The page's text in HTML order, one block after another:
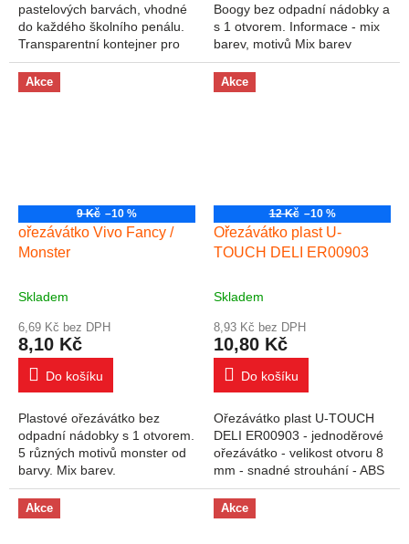
pastelových barvách, vhodné
do každého školního penálu.
Transparentní kontejner pro
snadnou kontrolu odpadu,
praktické víčko bránící
vysypání...
Boogy bez odpadní nádobky a
s 1 otvorem. Informace - mix
barev, motivů Mix barev
Ořezávátka jsou dodávána v
mixu barev Cena za 1ks
Akce
9 Kč –10 %
ořezávátko Vivo Fancy /
Monster
Skladem
6,69 Kč bez DPH
8,10 Kč
Do košíku
Plastové ořezávátko bez
odpadní nádobky s 1 otvorem.
5 různých motivů monster od
barvy. Mix barev.
Akce
12 Kč –10 %
Ořezávátko plast U-
TOUCH DELI ER00903
Skladem
8,93 Kč bez DPH
10,80 Kč
Do košíku
Ořezávátko plast U-TOUCH
DELI ER00903 - jednoděrové
ořezávátko - velikost otvoru 8
mm - snadné strouhání - ABS
materiál (pevný plastový
materiál) - tuha se nezalomí -
mix barev
Akce Akce